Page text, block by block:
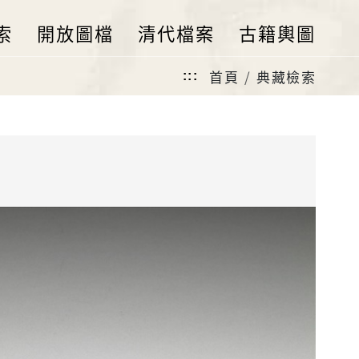
開放圖檔 清代檔案 古籍輿圖
::: 首頁 典藏檢索